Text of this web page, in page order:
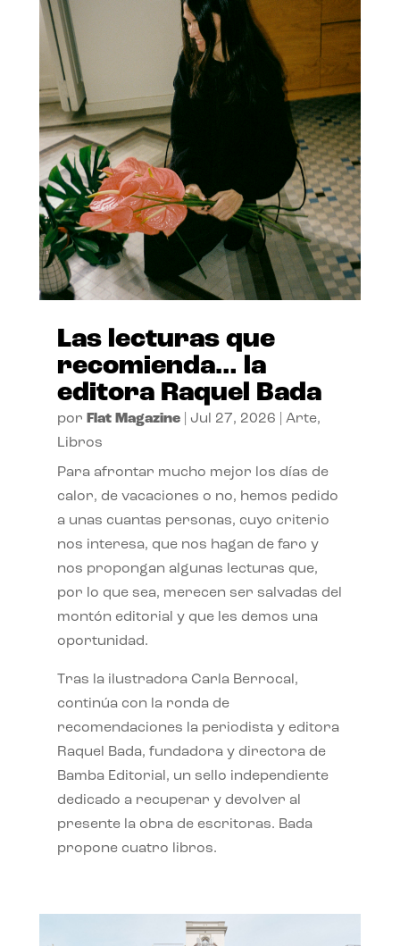
Las lecturas que
recomienda… la
editora Raquel Bada
por Flat Magazine| Jul 27, 2026 Arte,
Libros
Para afrontar mucho mejor los días de
calor, de vacaciones o no, hemos pedido
a unas cuantas personas, cuyo criterio
nos interesa, que nos hagan de faro y
nos propongan algunas lecturas que,
por lo que sea, merecen ser salvadas del
montón editorial y que les demos una
oportunidad.
Tras la ilustradora Carla Berrocal,
continúa con la ronda de
recomendaciones la periodista y editora
Raquel Bada, fundadora y directora de
Bamba Editorial, un sello independiente
dedicado a recuperar y devolver al
presente la obra de escritoras. Bada
propone cuatro libros.